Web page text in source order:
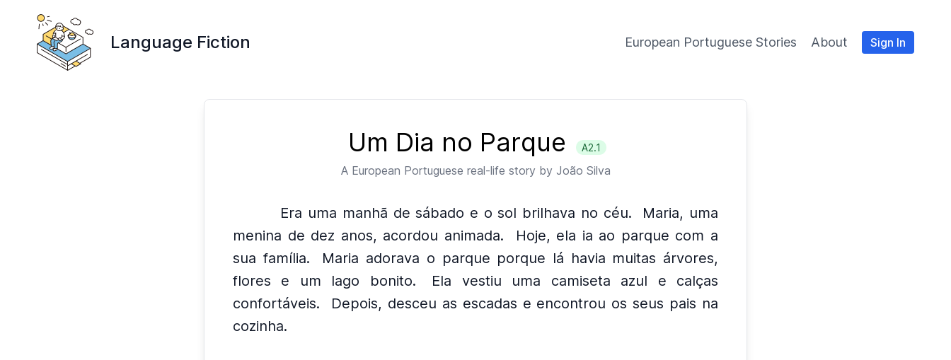
Language Fiction European Portuguese Stories About Sign In
Um Dia no Parque A2.1
A European Portuguese real-life story by João Silva
Era uma manhã de sábado e o sol brilhava no céu.
Maria, uma
menina de dez anos, acordou animada.
Hoje, ela ia ao parque com a
sua família.
Maria adorava o parque porque lá havia muitas árvores,
flores e um lago bonito.
Ela vestiu uma camiseta azul e calças
confortáveis.
Depois, desceu as escadas e encontrou os seus pais na
cozinha.